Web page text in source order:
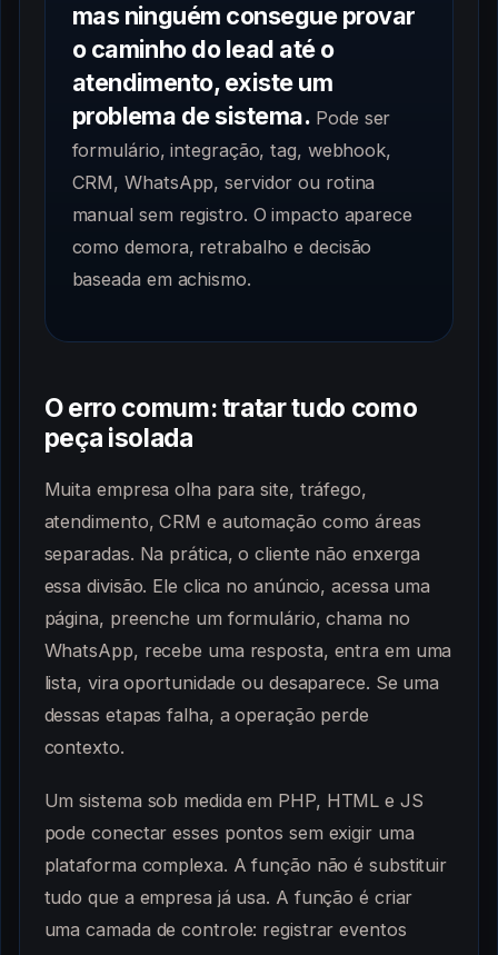
mas ninguém consegue provar
o caminho do lead até o
atendimento, existe um
problema de sistema. Pode ser
formulário, integração, tag, webhook,
CRM, WhatsApp, servidor ou rotina
manual sem registro. O impacto aparece
como demora, retrabalho e decisão
baseada em achismo.
O erro comum: tratar tudo como
peça isolada
Muita empresa olha para site, tráfego,
atendimento, CRM e automação como áreas
separadas. Na prática, o cliente não enxerga
essa divisão. Ele clica no anúncio, acessa uma
página, preenche um formulário, chama no
WhatsApp, recebe uma resposta, entra em uma
lista, vira oportunidade ou desaparece. Se uma
dessas etapas falha, a operação perde
contexto.
Um sistema sob medida em PHP, HTML e JS
pode conectar esses pontos sem exigir uma
plataforma complexa. A função não é substituir
tudo que a empresa já usa. A função é criar
uma camada de controle: registrar eventos